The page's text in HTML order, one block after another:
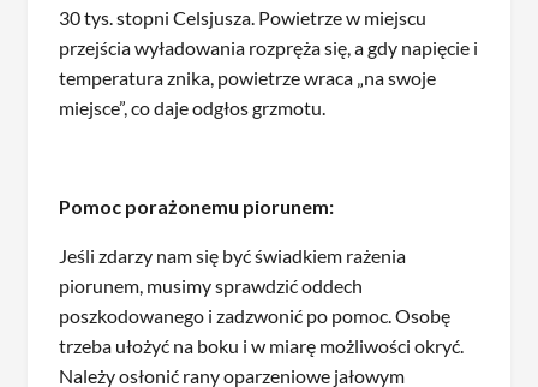
30 tys. stopni Celsjusza. Powietrze w miejscu
przejścia wyładowania rozpręża się, a gdy napięcie i
temperatura znika, powietrze wraca „na swoje
miejsce”, co daje odgłos grzmotu.
Pomoc porażonemu piorunem:
Jeśli zdarzy nam się być świadkiem rażenia
piorunem, musimy sprawdzić oddech
poszkodowanego i zadzwonić po pomoc. Osobę
trzeba ułożyć na boku i w miarę możliwości okryć.
Należy osłonić rany oparzeniowe jałowym